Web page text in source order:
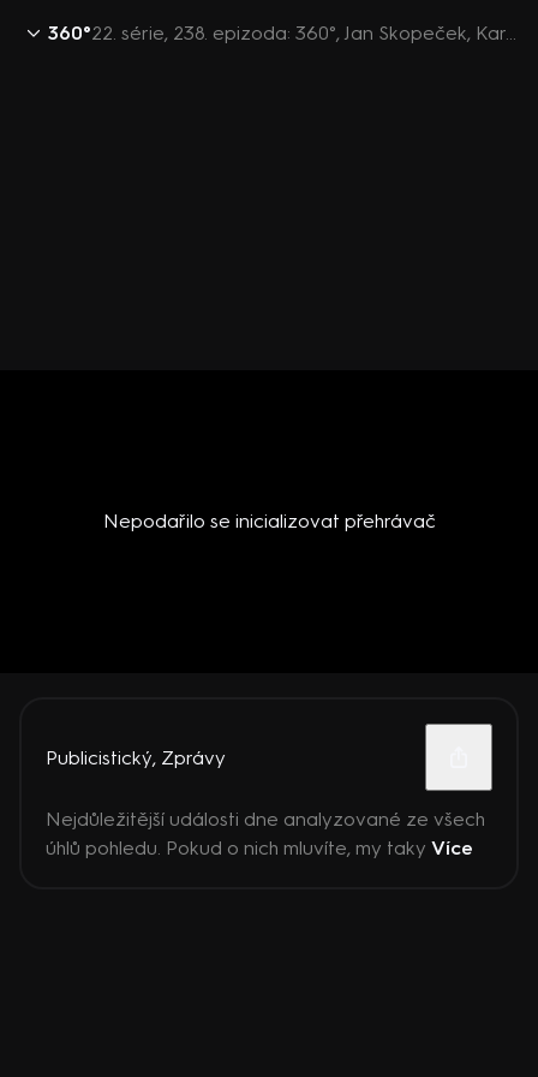
360° 22. série, 238. epizoda: 360°, Jan Skopeček, Karel Havlíček, Ilona Švihlíková, Thomas Kulidakis - 26.8. v 21:59
Nepodařilo se inicializovat přehrávač
Publicistický, Zprávy
Nejdůležitější události dne analyzované ze všech
úhlů pohledu. Pokud o nich mluvíte, my taky Více